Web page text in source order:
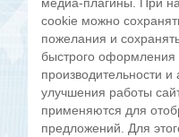
медиа-плагины. При
cookie можно
пожелания и
быстрого оформления
производительности
улучшения работы
применяются для
предложений. Для